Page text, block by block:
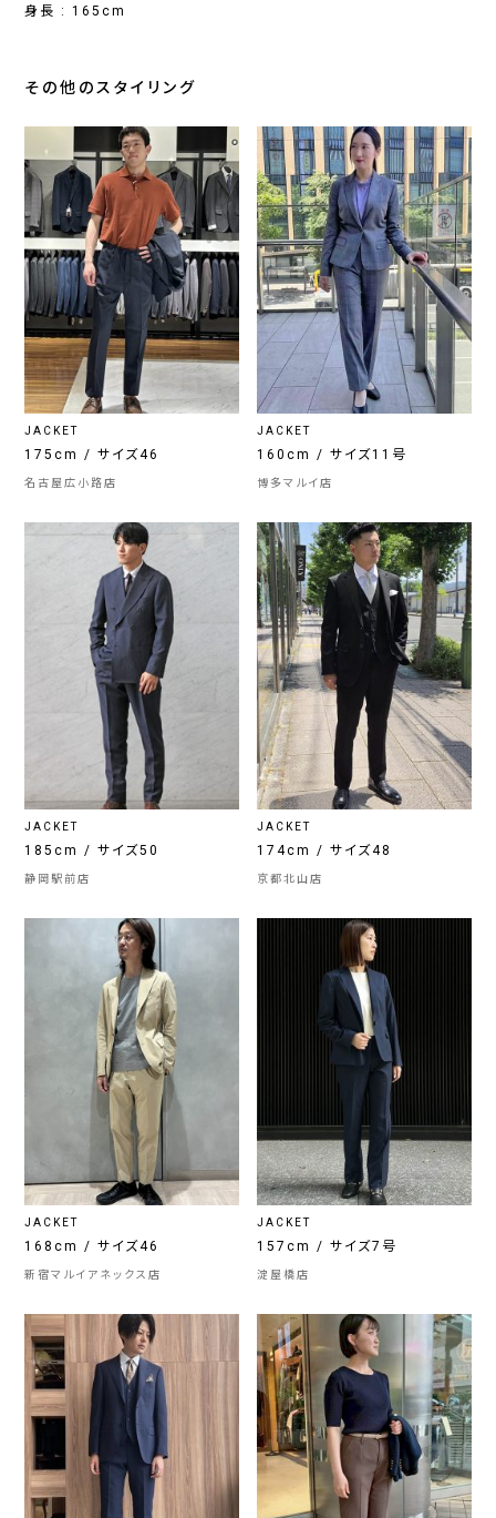
身長 : 165cm
その他のスタイリング
JACKET
175cm / サイズ46
名古屋広小路店
JACKET
160cm / サイズ11号
博多マルイ店
JACKET
185cm / サイズ50
静岡駅前店
JACKET
174cm / サイズ48
京都北山店
JACKET
168cm / サイズ46
新宿マルイアネックス店
JACKET
157cm / サイズ7号
淀屋橋店